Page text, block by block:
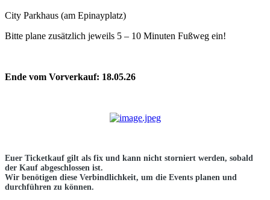
City Parkhaus (am Epinayplatz)
Bitte plane zusätzlich jeweils 5 – 10 Minuten Fußweg ein!
Ende vom Vorverkauf: 18.05.26
Euer Ticketkauf gilt als fix und kann nicht storniert werden, sobald
der Kauf abgeschlossen ist.
Wir benötigen diese Verbindlichkeit, um die Events planen und
durchführen zu können.